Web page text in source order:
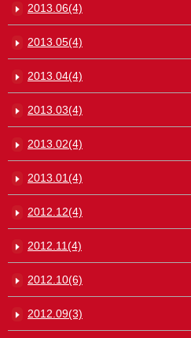
2013.06(4)
2013.05(4)
2013.04(4)
2013.03(4)
2013.02(4)
2013.01(4)
2012.12(4)
2012.11(4)
2012.10(6)
2012.09(3)